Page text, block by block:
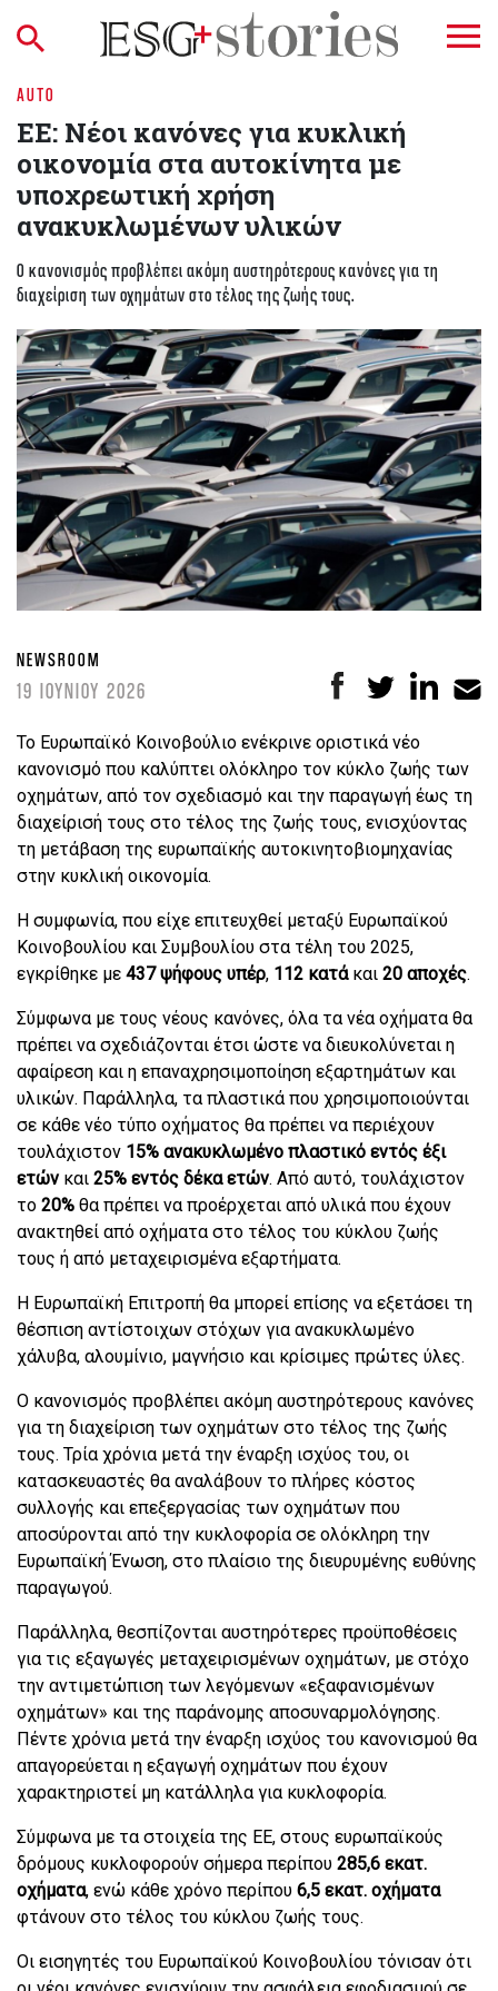
AUTO
ΕΕ: Νέοι κανόνες για κυκλική
οικονομία στα αυτοκίνητα με
υποχρεωτική χρήση
ανακυκλωμένων υλικών
Ο κανονισμός προβλέπει ακόμη αυστηρότερους κανόνες για τη
διαχείριση των οχημάτων στο τέλος της ζωής τους.
NEWSROOM
19 ΙΟΥΝΙΟΥ 2026
Το Ευρωπαϊκό Κοινοβούλιο ενέκρινε οριστικά νέο
κανονισμό που καλύπτει ολόκληρο τον κύκλο ζωής των
οχημάτων, από τον σχεδιασμό και την παραγωγή έως τη
διαχείρισή τους στο τέλος της ζωής τους, ενισχύοντας
τη μετάβαση της ευρωπαϊκής αυτοκινητοβιομηχανίας
στην κυκλική οικονομία.
Η συμφωνία, που είχε επιτευχθεί μεταξύ Ευρωπαϊκού
Κοινοβουλίου και Συμβουλίου στα τέλη του 2025,
εγκρίθηκε με 437 ψήφους υπέρ, 112 κατάκαι 20 αποχές.
Σύμφωνα με τους νέους κανόνες, όλα τα νέα οχήματα θα
πρέπει να σχεδιάζονται έτσι ώστε να διευκολύνεται η
αφαίρεση και η επαναχρησιμοποίηση εξαρτημάτων και
υλικών. Παράλληλα, τα πλαστικά που χρησιμοποιούνται
σε κάθε νέο τύπο οχήματος θα πρέπει να περιέχουν
τουλάχιστον 15% ανακυκλωμένο πλαστικό εντός έξι
ετών και 25% εντός δέκα ετών. Από αυτό, τουλάχιστον
το 20% θα πρέπει να προέρχεται από υλικά που έχουν
ανακτηθεί από οχήματα στο τέλος του κύκλου ζωής
τους ή από μεταχειρισμένα εξαρτήματα.
Η Ευρωπαϊκή Επιτροπή θα μπορεί επίσης να εξετάσει τη
θέσπιση αντίστοιχων στόχων για ανακυκλωμένο
χάλυβα, αλουμίνιο, μαγνήσιο και κρίσιμες πρώτες ύλες.
Ο κανονισμός προβλέπει ακόμη αυστηρότερους κανόνες
για τη διαχείριση των οχημάτων στο τέλος της ζωής
τους. Τρία χρόνια μετά την έναρξη ισχύος του, οι
κατασκευαστές θα αναλάβουν το πλήρες κόστος
συλλογής και επεξεργασίας των οχημάτων που
αποσύρονται από την κυκλοφορία σε ολόκληρη την
Ευρωπαϊκή Ένωση, στο πλαίσιο της διευρυμένης ευθύνης
παραγωγού.
Παράλληλα, θεσπίζονται αυστηρότερες προϋποθέσεις
για τις εξαγωγές μεταχειρισμένων οχημάτων, με στόχο
την αντιμετώπιση των λεγόμενων «εξαφανισμένων
οχημάτων» και της παράνομης αποσυναρμολόγησης.
Πέντε χρόνια μετά την έναρξη ισχύος του κανονισμού θα
απαγορεύεται η εξαγωγή οχημάτων που έχουν
χαρακτηριστεί μη κατάλληλα για κυκλοφορία.
Σύμφωνα με τα στοιχεία της ΕΕ, στους ευρωπαϊκούς
δρόμους κυκλοφορούν σήμερα περίπου 285,6 εκατ.
οχήματα, ενώ κάθε χρόνο περίπου 6,5 εκατ. οχήματα
φτάνουν στο τέλος του κύκλου ζωής τους.
Οι εισηγητές του Ευρωπαϊκού Κοινοβουλίου τόνισαν ότι